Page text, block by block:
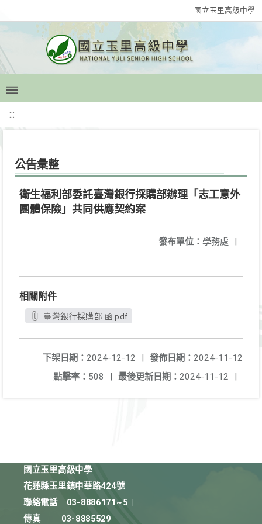
國立玉里高級中學
:::
公告彙整
衛生福利部委託臺灣銀行採購部辦理「志工意外
團體保險」共同供應契約案
發布單位： 學務處 |
相關附件
臺灣銀行採購部 函.pdf
發佈日期： 2024-11-12
下架日期： 2024-12-12
|
最後更新日期： 2024-11-12 |
點擊率： 508 |
國立玉里高級中學
花蓮縣玉里鎮中華路424號
聯絡電話
03-8886171~5
傳真
03-8885529